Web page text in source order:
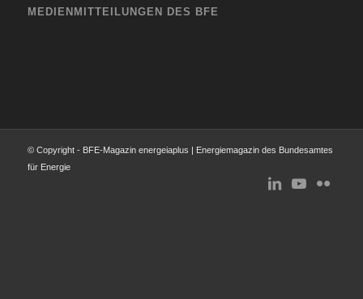
MEDIENMITTEILUNGEN DES BFE
© Copyright - BFE-Magazin energeiaplus | Energiemagazin des Bundesamtes
für Energie